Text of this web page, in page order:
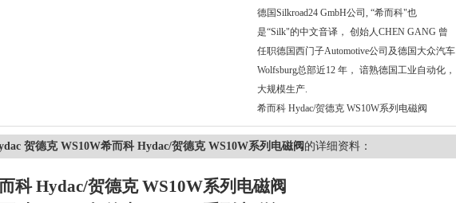
德国Silkroad24 GmbH公司, “希而科"也
是“Silk"的中文音译， 创始人CHEN GANG 曾
任职德国西门子Automotive公司及德国大众汽车
Wolfsburg总部近12 年， 谙熟德国工业自动化，
大规模生产.
希而科 Hydac/贺德克 WS10W系列电磁阀
贺德克 WS10W希而科 Hydac/贺德克 WS10W系列电磁阀 的详细资料：
科 Hydac/贺德克 WS10W系列电磁阀